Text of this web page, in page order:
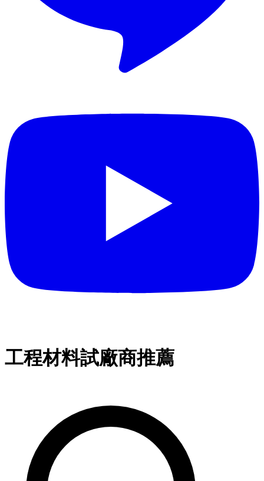
工程材料試廠商推薦